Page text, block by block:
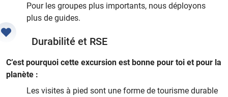
Pour les groupes plus importants, nous déployons
plus de guides.
Durabilité et RSE
C’est pourquoi cette excursion est bonne pour toi et pour la
planète :
Les visites à pied sont une forme de tourisme durable